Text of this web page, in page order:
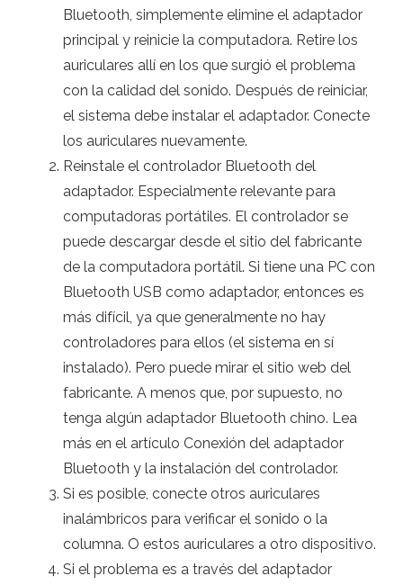
Bluetooth, simplemente elimine el adaptador
principal y reinicie la computadora. Retire los
auriculares allí en los que surgió el problema
con la calidad del sonido. Después de reiniciar,
el sistema debe instalar el adaptador. Conecte
los auriculares nuevamente.
Reinstale el controlador Bluetooth del
adaptador. Especialmente relevante para
computadoras portátiles. El controlador se
puede descargar desde el sitio del fabricante
de la computadora portátil. Si tiene una PC con
Bluetooth USB como adaptador, entonces es
más difícil, ya que generalmente no hay
controladores para ellos (el sistema en sí
instalado). Pero puede mirar el sitio web del
fabricante. A menos que, por supuesto, no
tenga algún adaptador Bluetooth chino. Lea
más en el artículo Conexión del adaptador
Bluetooth y la instalación del controlador.
Si es posible, conecte otros auriculares
inalámbricos para verificar el sonido o la
columna. O estos auriculares a otro dispositivo.
Si el problema es a través del adaptador